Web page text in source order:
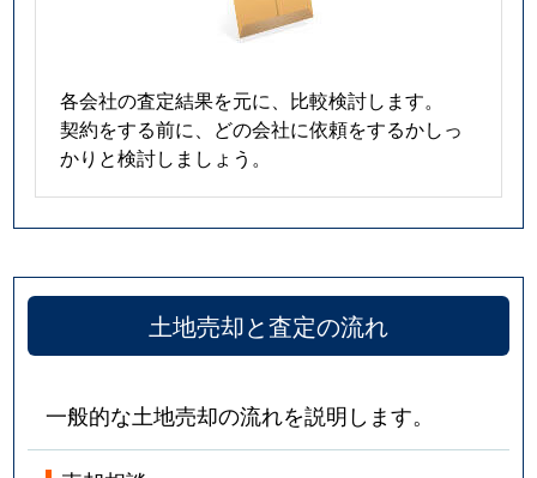
各会社の査定結果を元に、比較検討します。
契約をする前に、どの会社に依頼をするかしっ
かりと検討しましょう。
土地売却と査定の流れ
一般的な土地売却の流れを説明します。